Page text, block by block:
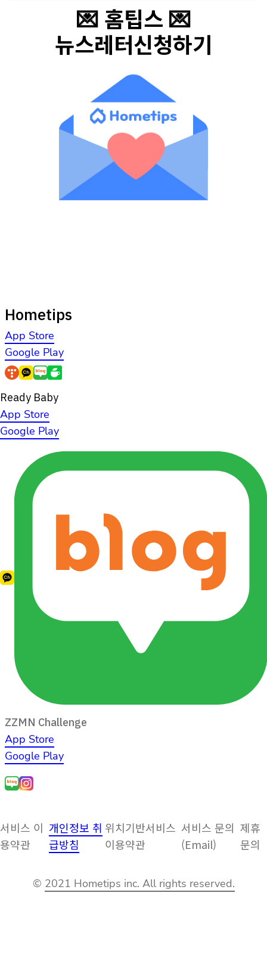
💌 홈팁스 💌
뉴스레터신청하기
Hometips
App Store
Google Play
Ready Baby
App Store
Google Play
ZZMN Challenge
App Store
Google Play
서비스 이
용약관
개인정보 취
급방침
위치기반서비스
이용약관
서비스 문의
(Email)
제휴
문의
© 2021 Hometips inc. All rights reserved.